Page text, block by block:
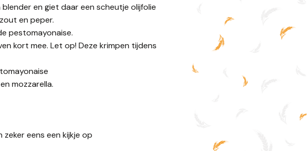
en giet daar een scheutje olijfolie
en peper.
pestomayonaise.
kort mee. Let op! Deze krimpen tijdens
mozzarella.
eens een kijkje op